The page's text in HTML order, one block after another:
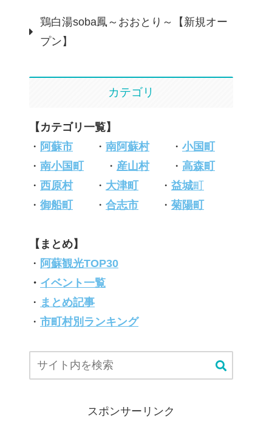
鶏白湯soba鳳～おおとり～【新規オー
プン】
カテゴリ
【カテゴリ一覧】
・ 阿蘇市 ・ 南阿蘇村・ 小国町
・ 南小国町 ・ 産山村・ 高森町
・ 西原村・ 大津町 ・ 益城町
・ 御船町 ・ 合志市 ・ 菊陽町
【まとめ】
・ 阿蘇観光TOP30
・ イベント一覧
・ まとめ記事
・ 市町村別ランキング
スポンサーリンク